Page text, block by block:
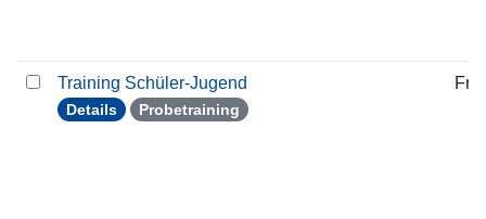
Training Schüler-Jugend
Details Probetraining